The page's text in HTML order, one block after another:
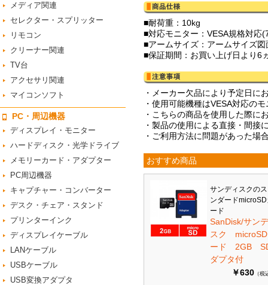
メディア関連
セレクター・スプリッター
リモコン
クリーナー関連
TV台
アクセサリ関連
マイコンソフト
PC・周辺機器
ディスプレイ・モニター
ハードディスク・光学ドライブ
メモリーカード・アダプター
PC周辺機器
キャプチャー・コンバーター
デスク・チェア・スタンド
プリンターインク
ディスプレイケーブル
LANケーブル
USBケーブル
USB変換アダプタ
■耐荷重：10kg
■対応モニター：VESA規格対
■アームサイズ：アームサイズ
■保証期間：お買い上げ日より6
・メーカー欠品により予定日に
・使用可能機種はVESA対応の
・こちらの商品を使用した際に
・製品の使用による直接・間接
・ご利用方法に問題があった場
おすすめ商品
サンディスクの
ンダード
ード
SanDisk/サン
スク
ード 2GB
ダプタ付
￥630 （税